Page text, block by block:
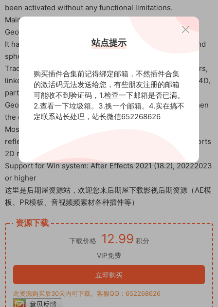
been activated without any functional limitations.
Main features of the plugin:
GeoTracker can load custom 3D models and track them
It has four built-in 3D primitives: cube, cylinder, plane, and
sphere
Tracking objects can be exported as 3D and 2D null layers,
linked to other layers, or passed to Element 3D, Cinema 4D,
particle generators, and more
GeoTracker can estimate the focal length of a camera when
the camera used for shooting the lens is unknown
Most of the time, you won’t notice that plugins handle
reflections and occlusion. For difficult situations, it supports
2D masks that exclude problem areas from tracking
Support for Win system: After Effects 2021 (18.2), 20222023
or higher
这里是后期屋资源站，欢迎您来后期屋下载影视后期资源（AE模
板、PR模板、音视频频素材各种插件等）
资源下载
下载价格 12.99 积分
VIP免费
立即购买
此资源购买后30天内可下载。客服QQ：652268626
站点提示
购买插件合集前记得绑定邮箱，不然插件合集
的激活码无法发送给您，有些朋友注册的邮箱
可能收不到验证码，1.检查一下邮箱是否已满。
2.查看一下垃圾箱。3.换一个邮箱。4.实在搞不
定联系站长处理，站长微信652268626